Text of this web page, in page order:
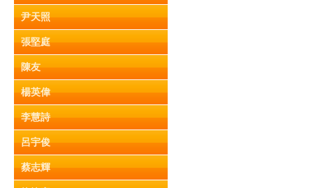
尹天照
張堅庭
陳友
楊英偉
李慧詩
呂宇俊
蔡志輝